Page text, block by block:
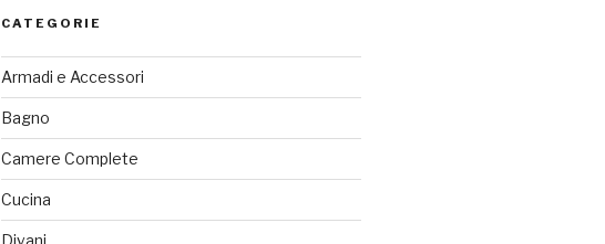
CATEGORIE
Armadi e Accessori
Bagno
Camere Complete
Cucina